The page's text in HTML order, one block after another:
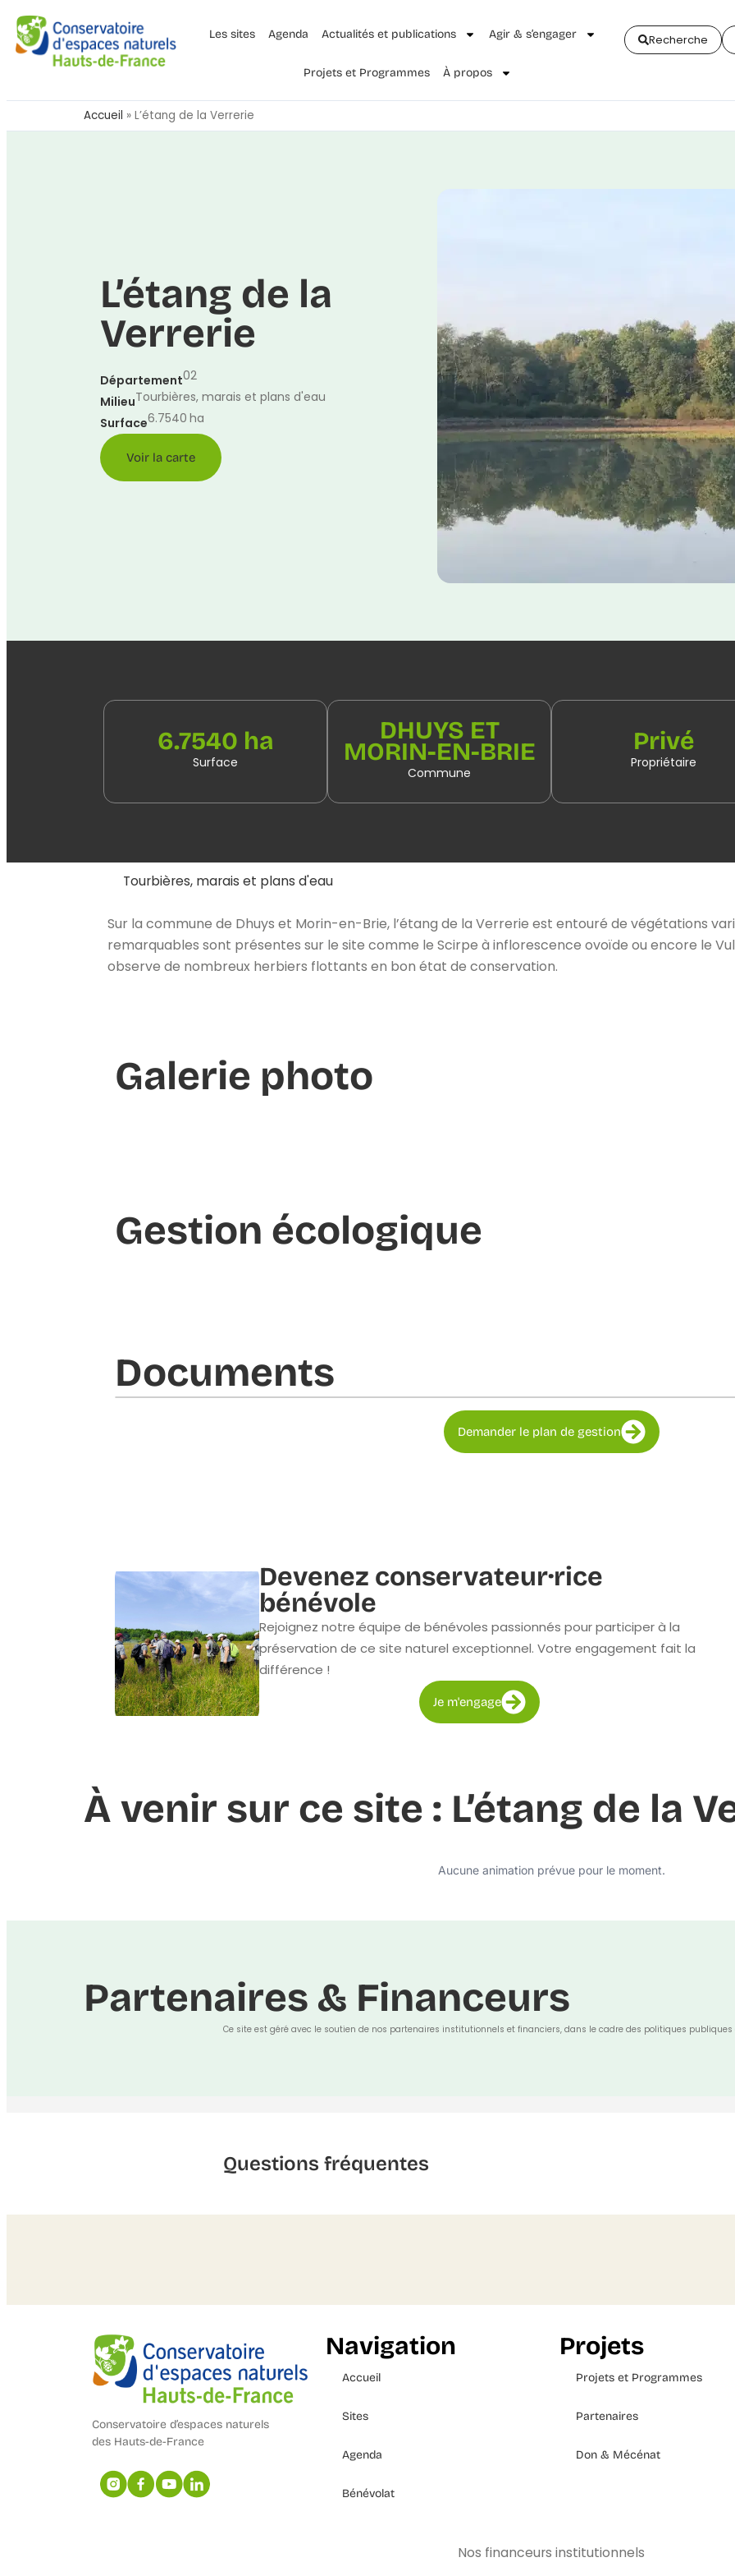
Les sites Agenda Actualités et publications Agir & s’engager
Projets et Programmes À propos
Recherche
Accueil » L’étang de la Verrerie
L’étang de la
Verrerie
Département02
MilieuTourbières, marais et plans d'eau
Surface6.7540 ha
Voir la carte
6.7540 ha
Surface
DHUYS ET
MORIN-EN-BRIE
Commune
Privé
Propriétaire
Tourbières, marais et plans d'eau
Sur la commune de Dhuys et Morin-en-Brie, l’étang de la Verrerie est entouré de végétations
remarquables sont présentes sur le site comme le Scirpe à inflorescence ovoïde ou encore le
observe de nombreux herbiers flottants en bon état de conservation.
Galerie photo
Gestion écologique
Documents​
Demander le plan de gestion
Devenez conservateur·rice
bénévole
Rejoignez notre équipe de bénévoles passionnés pour participer à la
préservation de ce site naturel exceptionnel. Votre engagement fait la
différence !
Je m'engage
À venir sur ce site : L’étang de la
Aucune animation prévue pour le moment.
Partenaires & Financeurs
Ce site est géré avec le soutien de nos partenaires institutionnels et financiers, dans le cadre des politiques
Questions fréquentes
Conservatoire d’espaces naturels
des Hauts-de-France
Navigation
Accueil
Sites
Agenda
Bénévolat
Projets
Projets et Programmes
Partenaires
Don & Mécénat
Nos financeurs institutionnels